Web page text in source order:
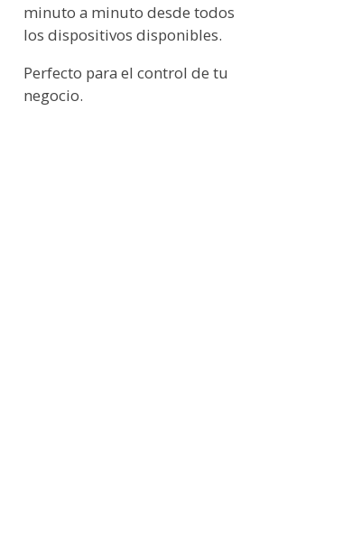
minuto a minuto desde todos
los dispositivos disponibles.
Perfecto para el control de tu
negocio.